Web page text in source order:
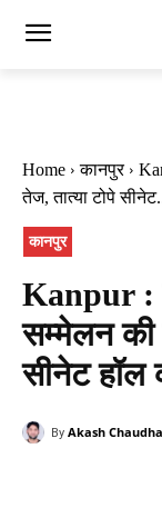
Home कानपुर
तेज, तात्या टोपे
कानपुर
Kanpur :
सम्मेलन की
सीनेट हॉल
By Akash